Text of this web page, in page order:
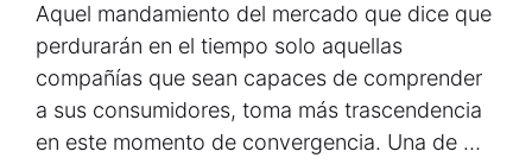
Aquel mandamiento del mercado que dice que
perdurarán en el tiempo solo aquellas
compañías que sean capaces de comprender
a sus consumidores, toma más trascendencia
en este momento de convergencia. Una de …